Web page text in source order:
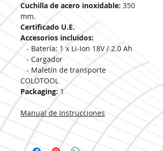
Cuchilla de acero inoxidable: 350
mm.
Certificado U.E.
Accesorios incluidos:
- Batería: 1 x Li-Ion 18V / 2.0 Ah
- Cargador
- Maletín de transporte
COLOTOOL
Packaging: 1
Manual de Instrucciones